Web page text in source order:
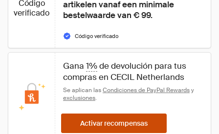
Código
verificado
artikelen vanaf een minimale
bestelwaarde van € 99.
Código verificado
Gana 1% de devolución para tus
compras en CECIL Netherlands
Se aplican las Condiciones de PayPal Rewards y
exclusiones.
Activar recompensas